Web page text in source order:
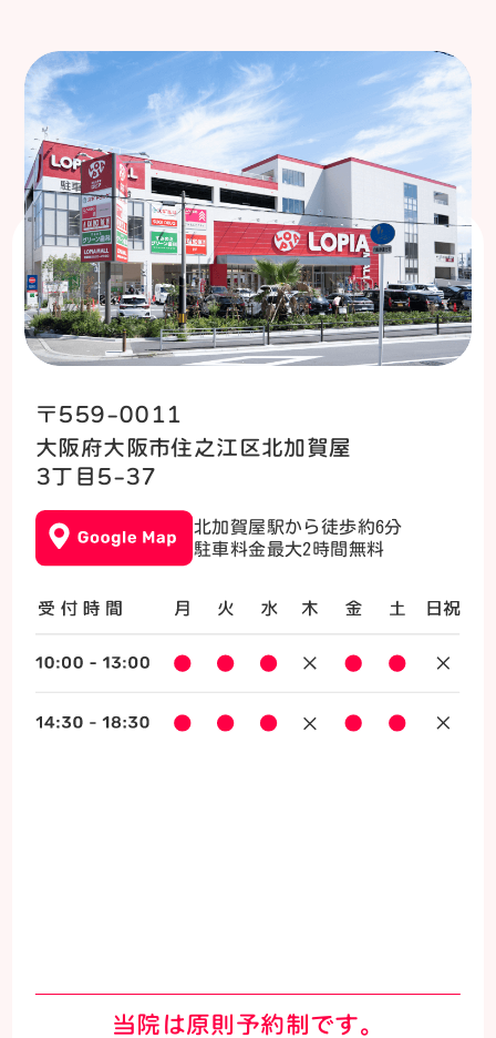
〒559-0011
大阪府大阪市住之江区北加賀屋
3丁目5-37
北加賀屋駅から徒歩約6分
駐車料金最大2時間無料
当院は原則予約制です。